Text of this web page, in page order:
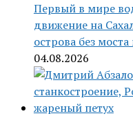
Первый в мире
движение на
острова без
04.08.2026